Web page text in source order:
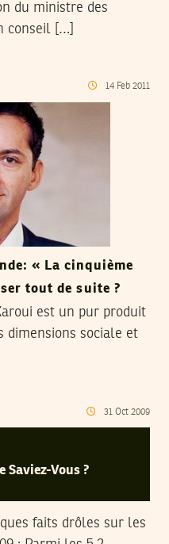
du ministre des
conseil […]
14 Feb 2011
« La cinquième
tout de suite ?
est un pur produit
dimensions sociale et
31 Oct 2009
Saviez-Vous ?
faits drôles sur les